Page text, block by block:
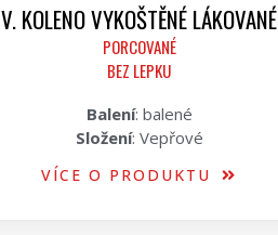
V. KOLENO VYKOŠTĚNÉ LÁKOVANÉ
PORCOVANÉ
BEZ LEPKU
Balení: balené
Složení: Vepřové
VÍCE O PRODUKTU